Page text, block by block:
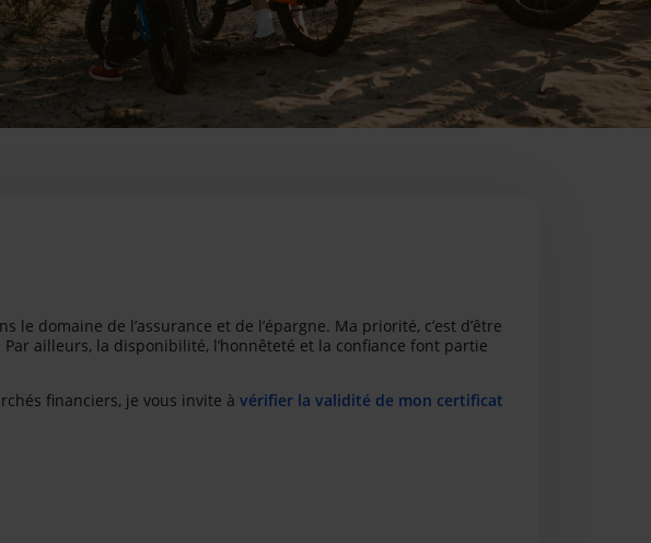
le domaine de l’assurance et de l’épargne. Ma priorité, c’est d’être
ailleurs, la disponibilité, l’honnêteté et la confiance font partie
financiers, je vous invite à vérifier la validité de mon certificat